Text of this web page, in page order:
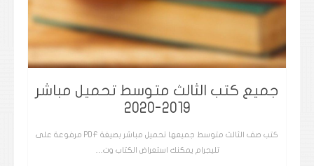
جميع كتب الثالث متوسط تحميل مباشر
2019-2020
كتب صف الثالث متوسط جميعها تحميل مباشر بصيغة PDF مرفوعة على
تليجرام يمكنك استعراض الكتاب وت…